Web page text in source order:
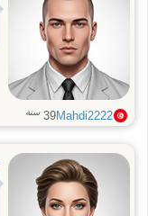
Mahdi2222
39 سنة